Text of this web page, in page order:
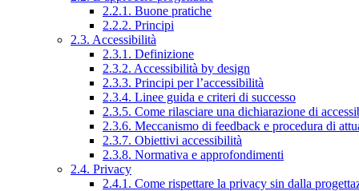
2.2.1. Buone pratiche
2.2.2. Principi
2.3. Accessibilità
2.3.1. Definizione
2.3.2. Accessibilità by design
2.3.3. Principi per l’accessibilità
2.3.4. Linee guida e criteri di successo
2.3.5. Come rilasciare una dichiarazione di
2.3.6. Meccanismo di feedback e procedura di
2.3.7. Obiettivi accessibilità
2.3.8. Normativa e approfondimenti
2.4. Privacy
2.4.1. Come rispettare la privacy sin dalla